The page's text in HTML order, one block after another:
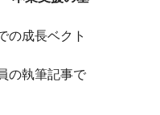
の成長ベクト
の執筆記事で